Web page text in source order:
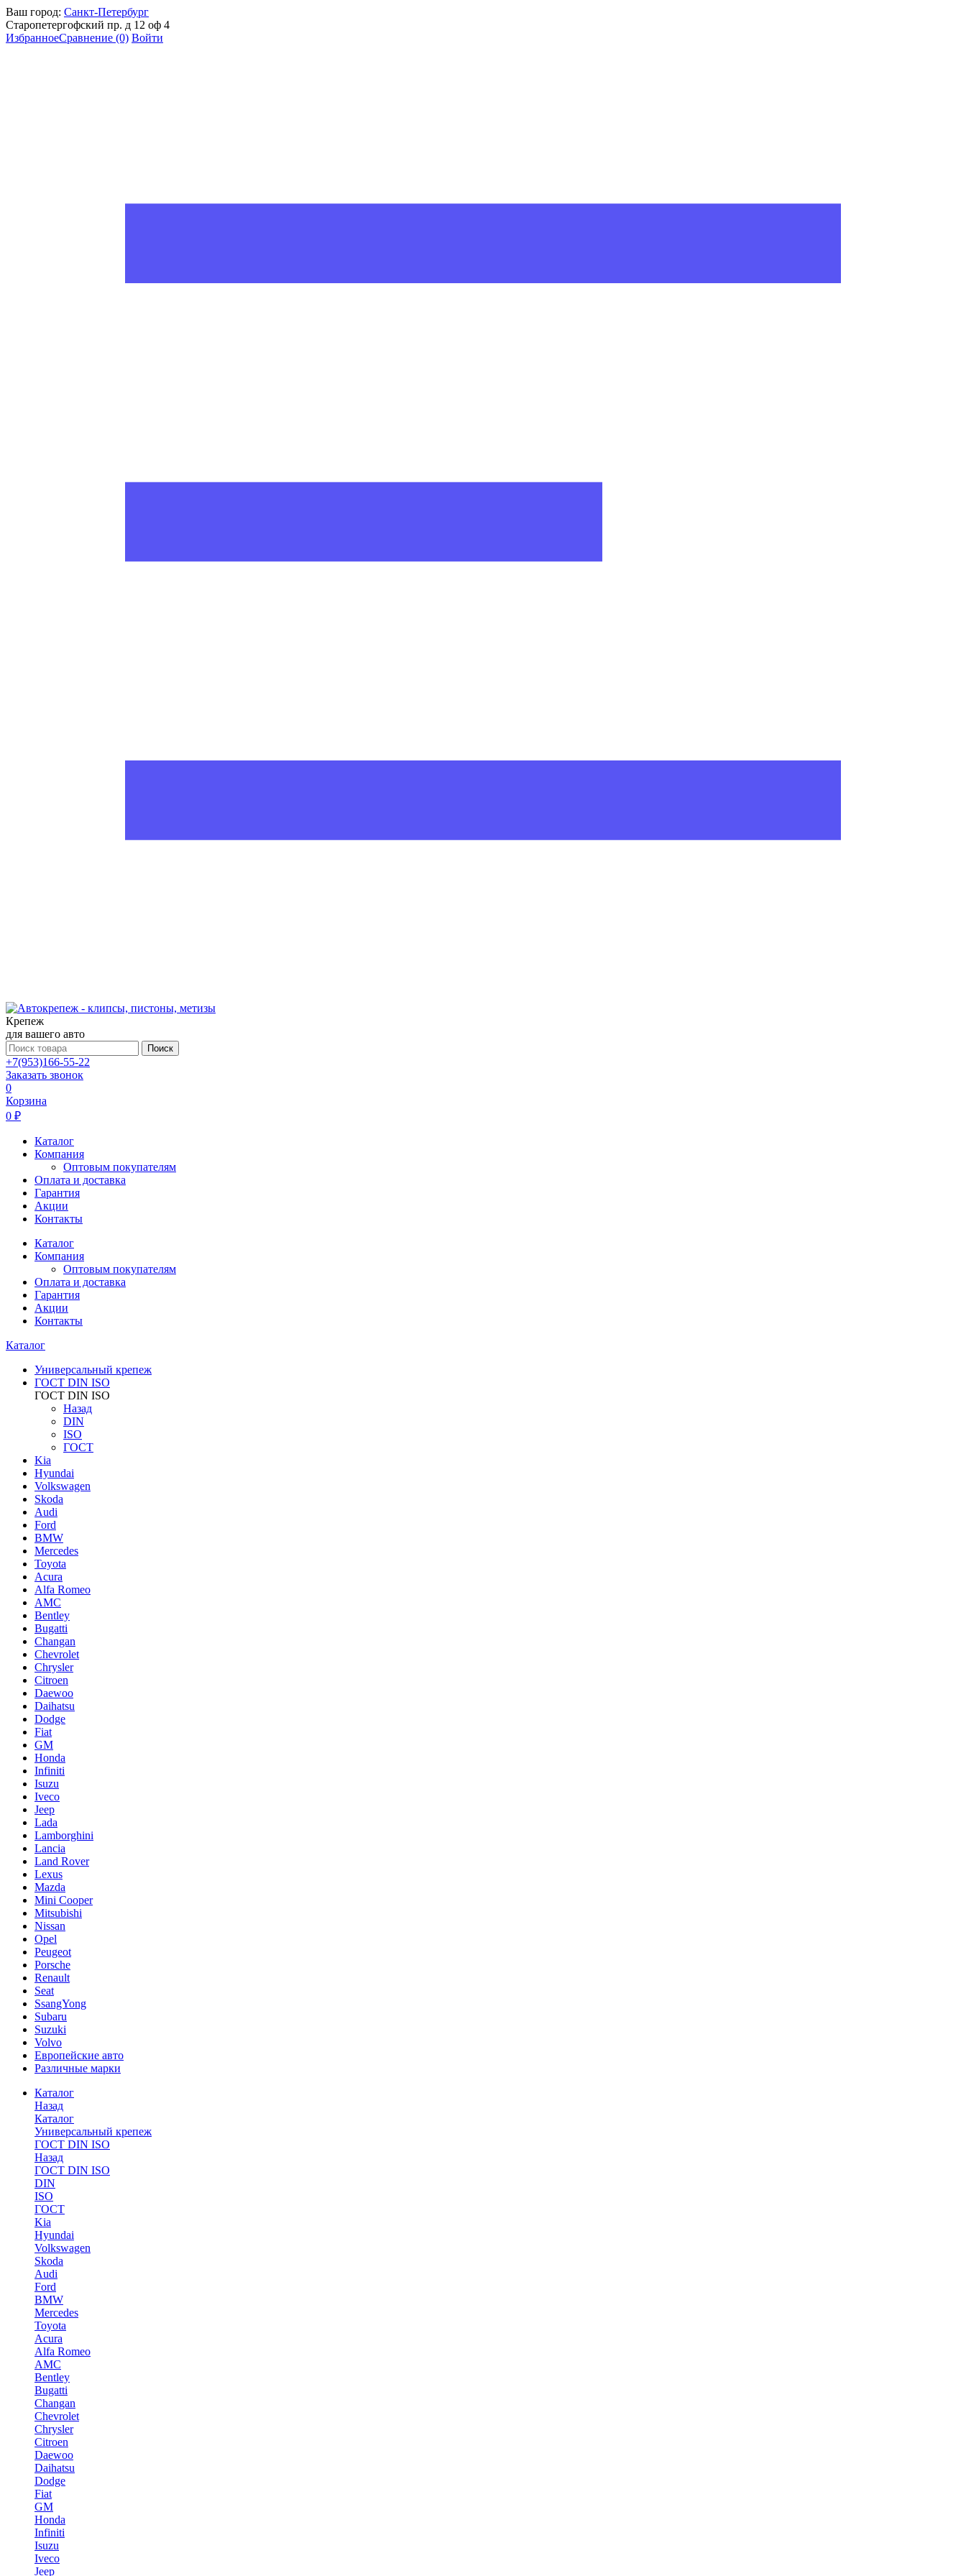
Ваш город: Санкт-Петербург
Старопетергофский пр. д 12 оф 4
ИзбранноеСравнение (0) Войти
Крепеж
для вашего авто
Поиск
+7(953)166-55-22
Заказать звонок
0
Корзина
0 ₽
Каталог
Компания
Оптовым покупателям
Оплата и доставка
Гарантия
Акции
Контакты
Каталог
Компания
Оптовым покупателям
Оплата и доставка
Гарантия
Акции
Контакты
Каталог
Универсальный крепеж
ГОСТ DIN ISO
ГОСТ DIN ISO
Назад
DIN
ISO
ГОСТ
Kia
Hyundai
Volkswagen
Skoda
Audi
Ford
BMW
Mercedes
Toyota
Acura
Alfa Romeo
AMC
Bentley
Bugatti
Changan
Chevrolet
Chrysler
Citroen
Daewoo
Daihatsu
Dodge
Fiat
GM
Honda
Infiniti
Isuzu
Iveco
Jeep
Lada
Lamborghini
Lancia
Land Rover
Lexus
Mazda
Mini Cooper
Mitsubishi
Nissan
Opel
Peugeot
Porsche
Renault
Seat
SsangYong
Subaru
Suzuki
Volvo
Европейские авто
Различные марки
Каталог
Назад
Каталог
Универсальный крепеж
ГОСТ DIN ISO
Назад
ГОСТ DIN ISO
DIN
ISO
ГОСТ
Kia
Hyundai
Volkswagen
Skoda
Audi
Ford
BMW
Mercedes
Toyota
Acura
Alfa Romeo
AMC
Bentley
Bugatti
Changan
Chevrolet
Chrysler
Citroen
Daewoo
Daihatsu
Dodge
Fiat
GM
Honda
Infiniti
Isuzu
Iveco
Jeep